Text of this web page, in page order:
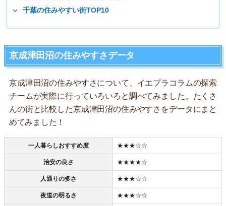
千葉の住みやすい街TOP10
京成津田沼の住みやすさデータ
京成津田沼の住みやすさについて、イエプラコラムの探索
チームが実際に行っていろいろと調べてみました。たくさ
んの街と比較した京成津田沼の住みやすさをデータにまと
めてみました！
一人暮らしおすすめ度 ★★★☆☆
治安の良さ ★★★★☆
人通りの多さ ★★★☆☆
夜道の明るさ ★★★☆☆